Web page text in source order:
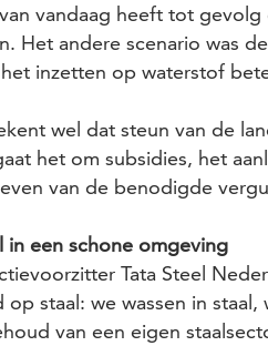
vandaag heeft tot
Het andere scenario was
inzetten op waterstof
wel dat steun van de
het om subsidies, het
van de benodigde
in een schone omgeving
Tata Steel
staal: we wassen in
van een eigen